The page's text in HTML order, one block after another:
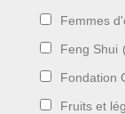
Femmes
Feng Shui
Fondation
Fruits et